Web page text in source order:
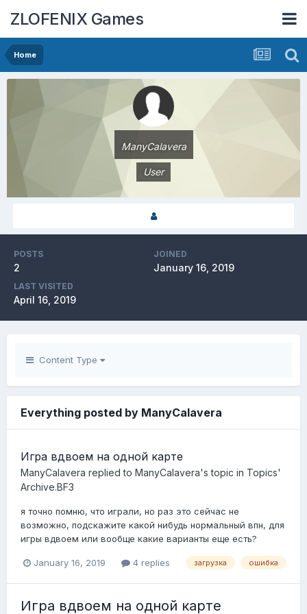
ZLOFENIX Games
Home
ManyCalavera
User
POSTS
2
JOINED
January 16, 2019
LAST VISITED
April 16, 2019
Content Type
Everything posted by ManyCalavera
Игра вдвоем на одной карте
ManyCalavera replied to ManyCalavera's topic in Topics'
Archive.BF3
я точно помню, что играли, но раз это сейчас не
возможно, подскажите какой нибудь нормальный впн, для
игры вдвоем или вообще какие варианты еще есть?
January 16, 2019 4 replies загрузка ошибка
Игра вдвоем на одной карте